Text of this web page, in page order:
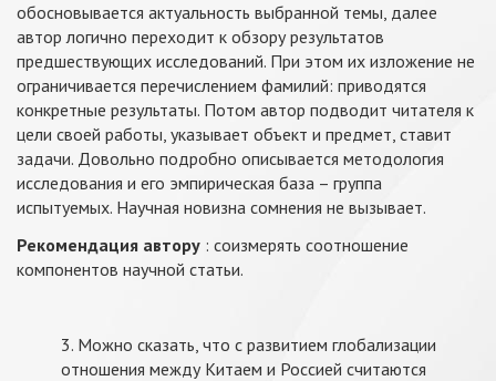
обосновывается актуальность выбранной темы, далее
автор логично переходит к обзору результатов
предшествующих исследований. При этом их изложение не
ограничивается перечислением фамилий: приводятся
конкретные результаты. Потом автор подводит читателя к
цели своей работы, указывает объект и предмет, ставит
задачи. Довольно подробно описывается методология
исследования и его эмпирическая база – группа
испытуемых. Научная новизна сомнения не вызывает.
Рекомендация автору : соизмерять соотношение
компонентов научной статьи.
3. Можно сказать, что с развитием глобализации
отношения между Китаем и Россией считаются